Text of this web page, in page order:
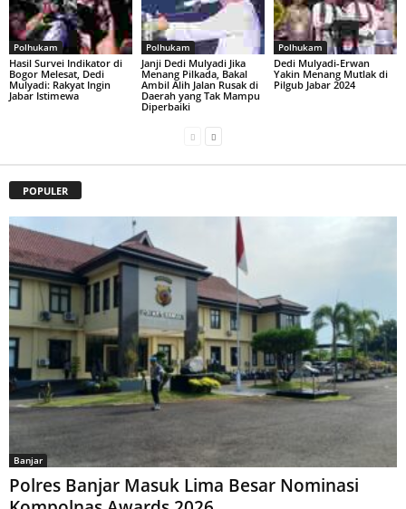
Polhukam
Hasil Survei Indikator di
Bogor Melesat, Dedi
Mulyadi: Rakyat Ingin
Jabar Istimewa
Polhukam
Janji Dedi Mulyadi Jika
Menang Pilkada, Bakal
Ambil Alih Jalan Rusak di
Daerah yang Tak Mampu
Diperbaiki
Polhukam
Dedi Mulyadi-Erwan
Yakin Menang Mutlak di
Pilgub Jabar 2024
POPULER
Banjar
Polres Banjar Masuk Lima Besar Nominasi